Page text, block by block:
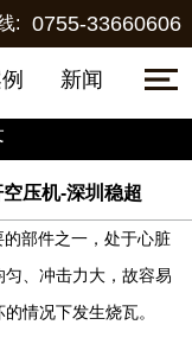
: 0755-33660606
新闻
压机-深圳稳超
的部件之一，处于心脏
、冲击力大，故容易
情况下发生烧瓦。